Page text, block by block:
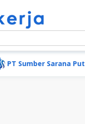
PT Sumber Sarana Putra